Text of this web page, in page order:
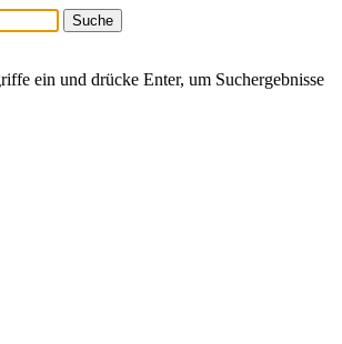
ein und drücke Enter, um Suchergebnisse